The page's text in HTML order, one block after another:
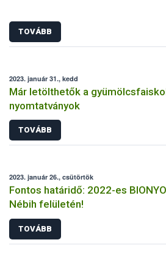
TOVÁBB
2023. január 31., kedd
Már letölthetők a
nyomtatványok
TOVÁBB
2023. január 26., csütörtök
Fontos határidő: 2022-es
Nébih felületén!
TOVÁBB